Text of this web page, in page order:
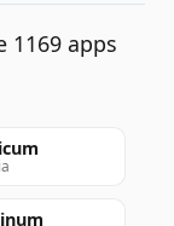
1169apps